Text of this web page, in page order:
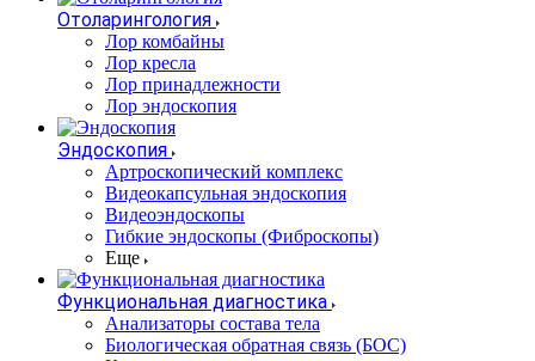
Отоларингология
Лор комбайны
Лор кресла
Лор принадлежности
Лор эндоскопия
Эндоскопия
Артроскопический комплекс
Видеокапсульная эндоскопия
Видеоэндоскопы
Гибкие эндоскопы (Фиброcкопы)
Еще
Функциональная диагностика
Анализаторы состава тела
Биологическая обратная связь (БОС)